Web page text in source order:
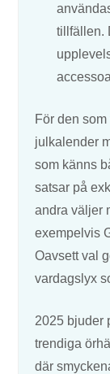
tillfällen.
För den
julkalender
som känns
satsar på
andra väljer
exempelvis
Oavsett val
vardagslyx
2025 bjuder
trendiga
där